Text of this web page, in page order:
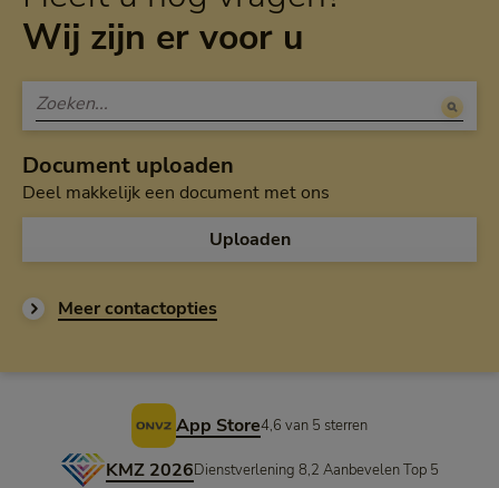
Wij zijn er voor u
Document uploaden
Deel makkelijk een document met ons
Uploaden
Meer contactopties
App Store4,6 van 5 sterren
KMZ 2026Dienstverlening 8,2 Aanbevelen Top 5